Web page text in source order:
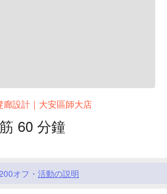
廊設計｜大安區師大店
60 分鐘
オフ・ 活動の説明